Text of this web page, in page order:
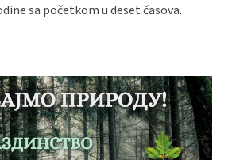
sa početkom u deset časova.